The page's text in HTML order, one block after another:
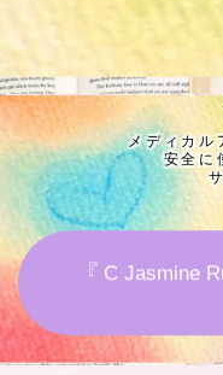
公式ウェブサイト
Cジャスミン瑠璃地
プロフィール
アロマハーブアンケ
おすすめ商品＆レビ
★スペシャルアロマ
メディカル
安全に
『 C Jasmine